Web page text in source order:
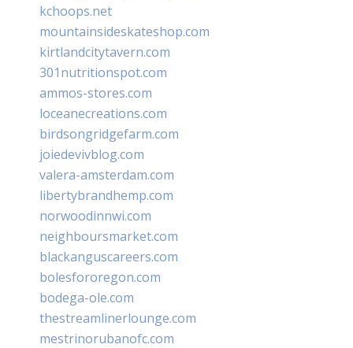
kchoops.net
mountainsideskateshop.com
kirtlandcitytavern.com
301nutritionspot.com
ammos-stores.com
loceanecreations.com
birdsongridgefarm.com
joiedevivblog.com
valera-amsterdam.com
libertybrandhemp.com
norwoodinnwi.com
neighboursmarket.com
blackanguscareers.com
bolesfororegon.com
bodega-ole.com
thestreamlinerlounge.com
mestrinorubanofc.com